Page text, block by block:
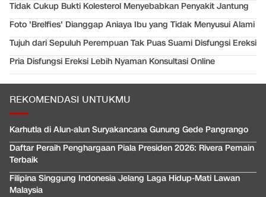
Tidak Cukup Bukti Kolesterol Menyebabkan Penyakit Jantung
Foto 'Brelfies' Dianggap Aniaya Ibu yang Tidak Menyusui Alami
Tujuh dari Sepuluh Perempuan Tak Puas Suami Disfungsi Ereksi
Pria Disfungsi Ereksi Lebih Nyaman Konsultasi Online
REKOMENDASI UNTUKMU
Karhutla di Alun-alun Suryakancana Gunung Gede Pangrango
Daftar Peraih Penghargaan Piala Presiden 2026: Rivera Pemain
Terbaik
Filipina Singgung Indonesia Jelang Laga Hidup-Mati Lawan
Malaysia